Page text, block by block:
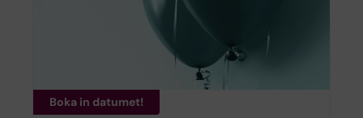
Boka in datumet!